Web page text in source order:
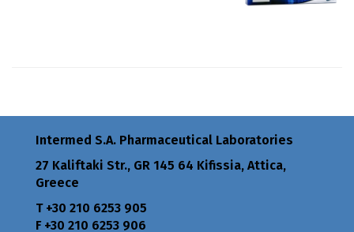
Intermed S.A. Pharmaceutical Laboratories
27 Kaliftaki Str., GR 145 64 Κifissia, Attica,
Greece
Τ +30 210 6253 905
F +30 210 6253 906